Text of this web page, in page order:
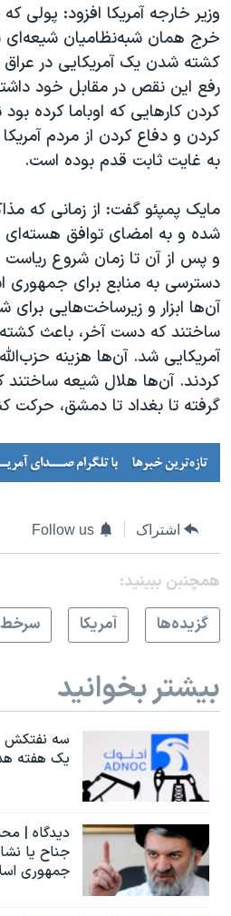
وزیر خارجه آمریکا افزود: پولی
خرج همان شبه‌نظامیان
کشته شدن یک آمریکایی در عراق
رفع این نقص در مقابل خود
کردن کارهایی که اوباما کرده
کردن و دفاع کردن از مردم
به غایت ثابت قدم بوده‌ است.
و پس از آن تا زمان شروع
دسترسی به منابع برای جمهوری
آن‌ها ابزار و زیرساخت‌هایی برای
ساختند که دست آخر، باعث
آمریکایی شد. آن‌ها هزینه
کردند. آن‌ها هلال شیعه ساختند
گرفته تا بغداد تا دمشق، حرکت
اشتراک Follow us
همچنبن ببینید:
گزيده‌ها
آمريکا سرخط
بیشتر بخوانید
سه نفتکش
یک هفته
دیدگاه |
جناح یا
جمهوری